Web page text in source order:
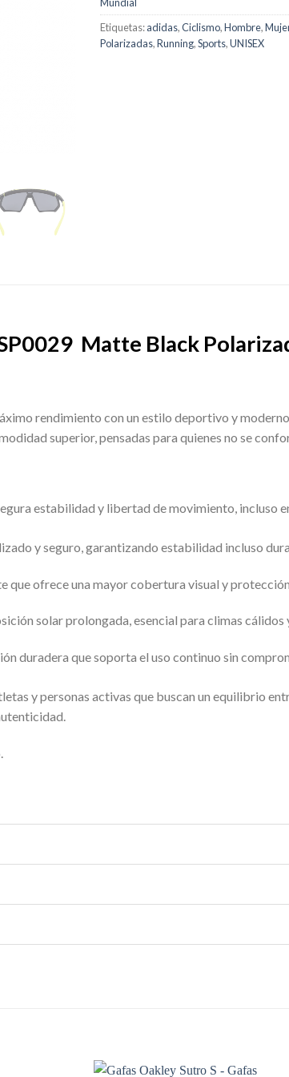
Etiquetas:adidas,Ciclismo,Hombre,
Polarizadas,Running,Sports,UNISEX
Matte Black
rendimiento con un estilo deportivo y
superior, pensadas para quienes no se
estabilidad y libertad de movimiento, incluso
y seguro, garantizando estabilidad incluso
que ofrece una mayor cobertura visual y
solar prolongada, esencial para climas cálidos
duradera que soporta el uso continuo sin
y personas activas que buscan un equilibrio